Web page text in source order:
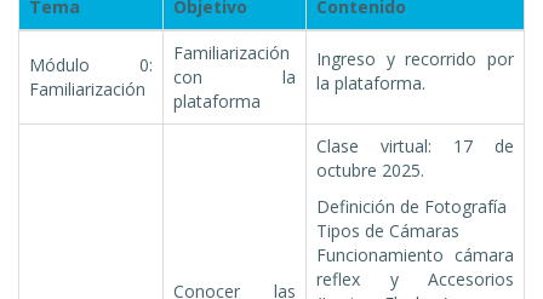
Tema Objetivo Contenido
Módulo 0:
Familiarización
Familiarización
con la
plataforma
Ingreso y recorrido por
la plataforma.
Conocer las
Clase virtual: 17 de
octubre 2025.
Definición de Fotografía
Tipos de Cámaras
Funcionamiento cámara
reflex y Accesorios